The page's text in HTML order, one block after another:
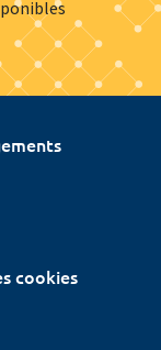
cookies